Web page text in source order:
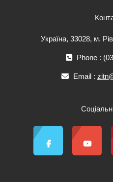
Україна, 33028, м.
Phone :
Email :